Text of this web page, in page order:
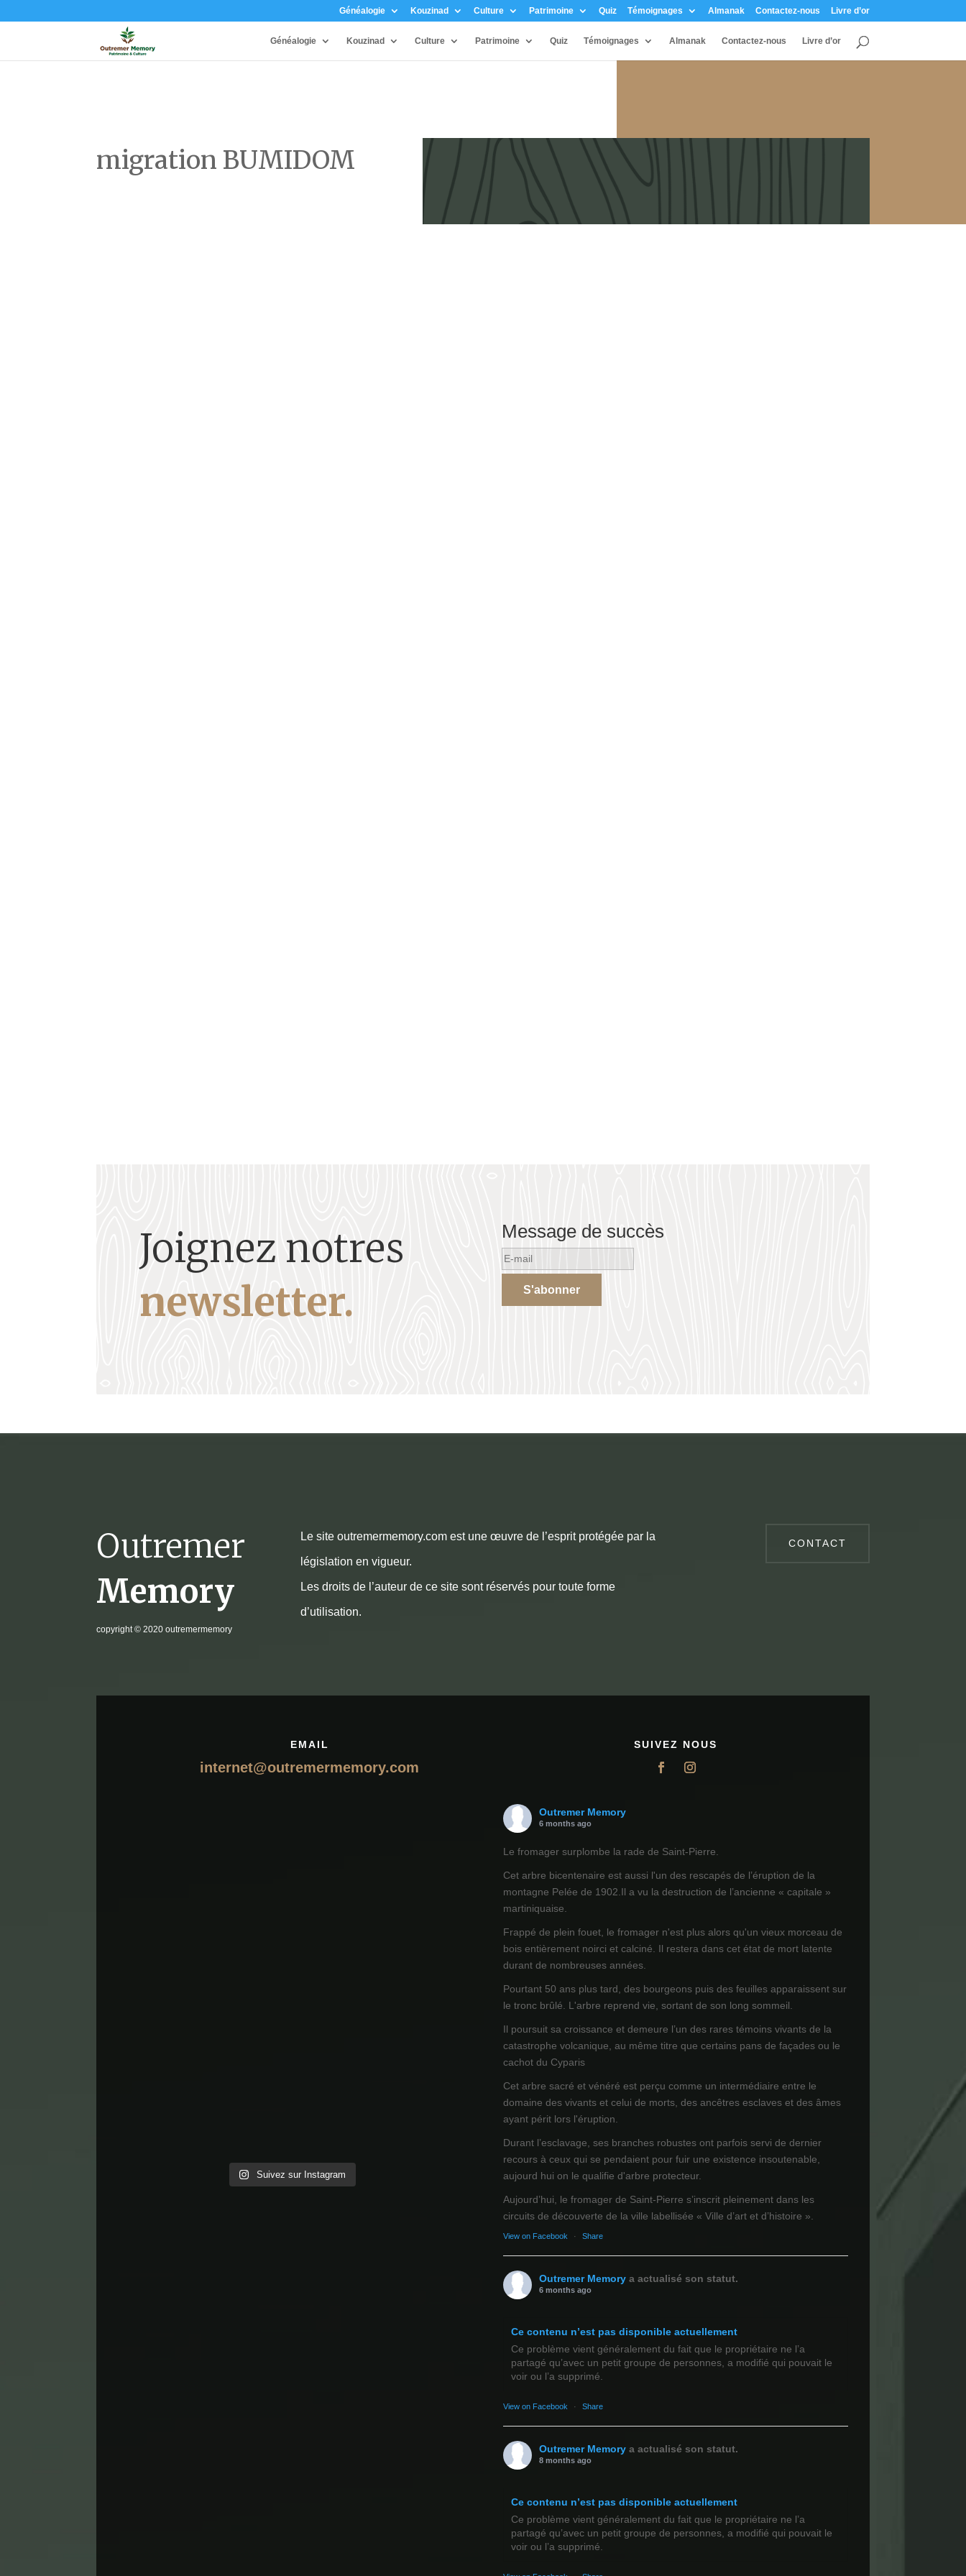
Généalogie Kouzinad Culture Patrimoine Quiz Témoignages Almanak Contactez-nous Livre d’or
Généalogie Kouzinad Culture Patrimoine Quiz Témoignages Almanak Contactez-nous Livre d’or
migration BUMIDOM
Joignez notres
newsletter.
Message de succès
S'abonner
Outremer
Memory
copyright© 2020 outremermemory
Le site outremermemory.com est une œuvre de l’esprit protégée par la
législation en vigueur.
Les droits de l’auteur de ce site sont réservés pour toute forme
d’utilisation.
CONTACT
EMAIL
internet@outremermemory.com
Suivez sur Instagram
SUIVEZ NOUS
Outremer Memory
6 months ago
Le fromager surplombe la rade de Saint-Pierre.
Cet arbre bicentenaire est aussi l'un des rescapés de l’éruption de la
montagne Pelée de 1902.Il a vu la destruction de l’ancienne « capitale »
martiniquaise.
Frappé de plein fouet, le fromager n'est plus alors qu'un vieux morceau de
bois entièrement noirci et calciné. Il restera dans cet état de mort latente
durant de nombreuses années.
Pourtant 50 ans plus tard, des bourgeons puis des feuilles apparaissent sur
le tronc brûlé. L'arbre reprend vie, sortant de son long sommeil.
Il poursuit sa croissance et demeure l’un des rares témoins vivants de la
catastrophe volcanique, au même titre que certains pans de façades ou le
cachot du Cyparis
Cet arbre sacré et vénéré est perçu comme un intermédiaire entre le
domaine des vivants et celui de morts, des ancêtres esclaves et des âmes
ayant périt lors l'éruption.
Durant l’esclavage, ses branches robustes ont parfois servi de dernier
recours à ceux qui se pendaient pour fuir une existence insoutenable,
aujourd hui on le qualifie d'arbre protecteur.
Aujourd’hui, le fromager de Saint-Pierre s’inscrit pleinement dans les
circuits de découverte de la ville labellisée « Ville d’art et d’histoire ».
View on Facebook · Share
Outremer Memory a actualisé son statut.
6 months ago
Ce contenu n’est pas disponible actuellement
Ce problème vient généralement du fait que le propriétaire ne l’a
partagé qu’avec un petit groupe de personnes, a modifié qui pouvait le
voir ou l’a supprimé.
View on Facebook · Share
Outremer Memory a actualisé son statut.
8 months ago
Ce contenu n’est pas disponible actuellement
Ce problème vient généralement du fait que le propriétaire ne l’a
partagé qu’avec un petit groupe de personnes, a modifié qui pouvait le
voir ou l’a supprimé.